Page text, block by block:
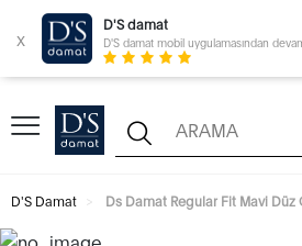
x
D'S damat
D'S damat mobil uygulamasından
D'S Damat Ds Damat Regular Fit Mavi Düz